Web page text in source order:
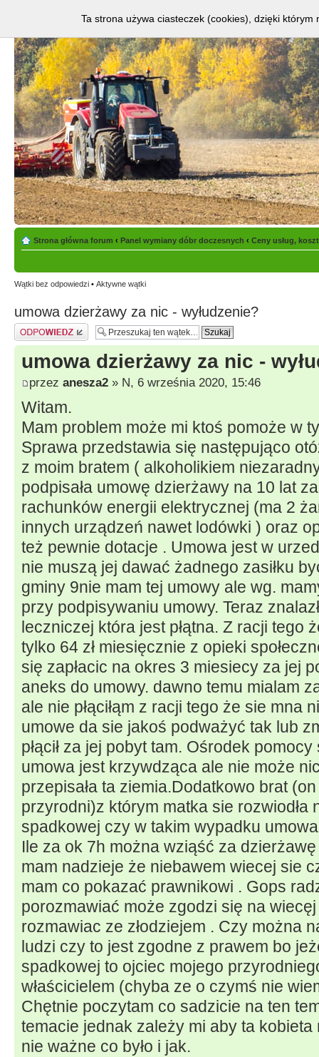
Strona główna forum ‹ Panel wymiany dóbr doczesnych ‹ Ceny usług,
Wątki bez odpowiedzi • Aktywne wątki
umowa dzierżawy za nic - wyłudzenie?
Odpowiedz
umowa dzierżawy za nic -
przez anesza2 » N, 6 września 2020, 15:46
Witam.
Mam problem może mi ktoś pomoże w
Sprawa przedstawia się następująco
z moim bratem ( alkoholikiem
podpisała umowę dzierżawy na 10 lat
rachunków energii elektrycznej (ma 2
innych urządzeń nawet lodówki ) oraz
też pewnie dotacje . Umowa jest w
nie muszą jej dawać żadnego zasiłku
gminy 9nie mam tej umowy ale wg.
przy podpisywaniu umowy. Teraz
leczniczej która jest płątna. Z racji tego
tylko 64 zł miesięcznie z opieki
się zapłacic na okres 3 miesiecy za jej
aneks do umowy. dawno temu mialam
ale nie płąciłąm z racji tego że sie mna
umowe da sie jakoś podważyć tak lub
płącił za jej pobyt tam. Ośrodek
umowa jest krzywdząca ale nie może
przepisała ta ziemia.Dodatkowo brat
przyrodni)z którym matka sie rozwiodła
spadkowej czy w takim wypadku
Ile za ok 7h można wziąść za
mam nadzieje że niebawem wiecej sie
mam co pokazać prawnikowi . Gops
porozmawiać może zgodzi się na
rozmawiac ze złodziejem . Czy można
ludzi czy to jest zgodne z prawem bo
spadkowej to ojciec mojego
właścicielem (chyba ze o czymś nie
Chętnie poczytam co sadzicie na ten
temacie jednak zależy mi aby ta kobieta
nie ważne co było i jak.
Ta strona używa ciasteczek (cookies), dzięki którym